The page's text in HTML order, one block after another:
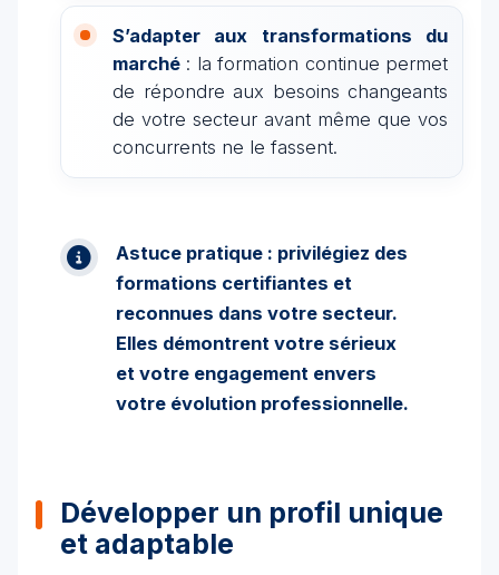
S’adapter aux transformations du
marché : la formation continue permet
de répondre aux besoins changeants
de votre secteur avant même que vos
concurrents ne le fassent.
Astuce pratique : privilégiez des
formations certifiantes et
reconnues dans votre secteur.
Elles démontrent votre sérieux
et votre engagement envers
votre évolution professionnelle.
Développer un profil unique
et adaptable